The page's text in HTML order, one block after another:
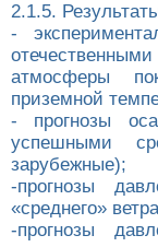
2.1.5.
-
атмосферы
приземной
- прогнозы
успешными
зарубежные);
-прогнозы
«среднего»
-прогнозы